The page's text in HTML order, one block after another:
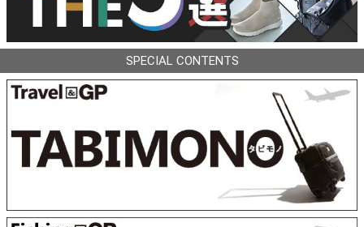
SPECIAL CONTENTS